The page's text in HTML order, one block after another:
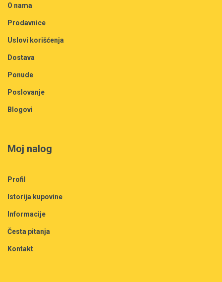
O nama
Prodavnice
Uslovi korišćenja
Dostava
Ponude
Poslovanje
Blogovi
Moj nalog
Profil
Istorija kupovine
Informacije
Česta pitanja
Kontakt